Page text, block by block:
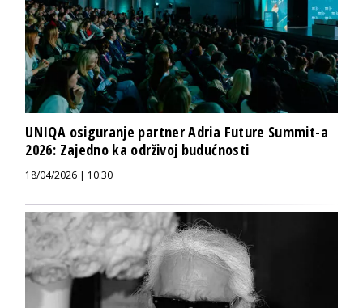
UNIQA osiguranje partner Adria Future Summit-a
2026: Zajedno ka održivoj budućnosti
18/04/2026 | 10:30